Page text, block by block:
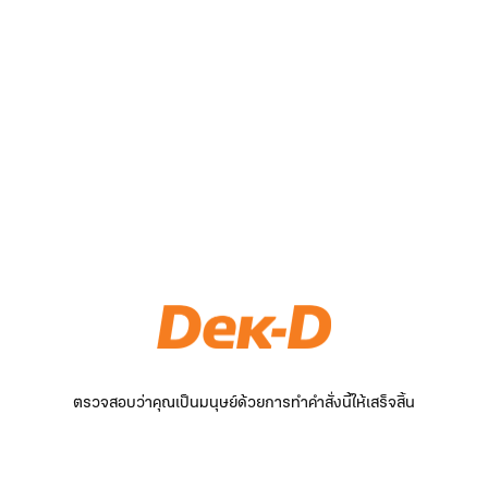
ตรวจสอบว่าคุณเป็นมนุษย์ด้วยการทำคำสั่งนี้ให้เสร็จสิ้น